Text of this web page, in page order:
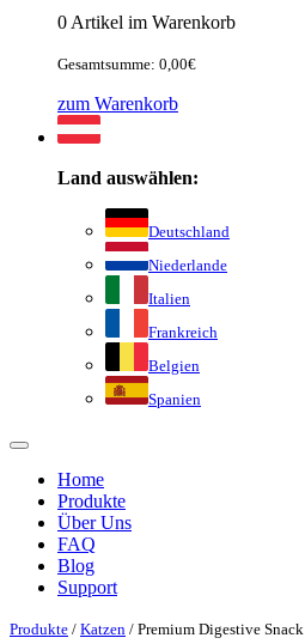
0 Artikel im Warenkorb
Gesamtsumme: 0,00€
zum Warenkorb
Land auswählen:
Deutschland
Niederlande
Italien
Frankreich
Belgien
Spanien
Home
Produkte
Über Uns
FAQ
Blog
Support
Produkte / Katzen / Premium Digestive Snack